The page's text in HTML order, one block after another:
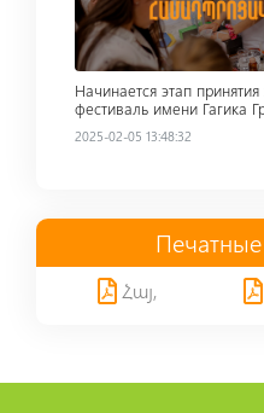
Начинается этап
фестиваль имени Гагика
2025-02-05 13:48:32
Հայ,